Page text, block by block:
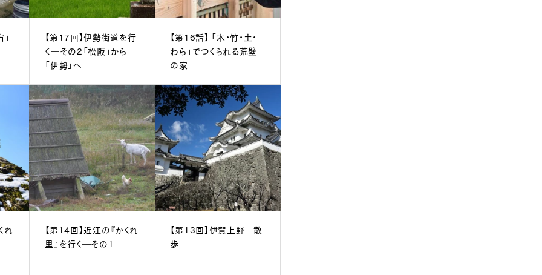
【第17回】伊勢街道を行
く―その2「松阪」から
「伊勢」へ
【第16話】 「木・竹・土・
わら」でつくられる荒壁
の家
れ
【第14回】近江の『かくれ
里』を行く―その1
【第13回】伊賀上野 散
歩